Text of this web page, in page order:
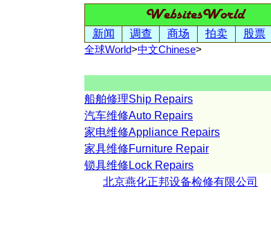
新闻 调查 商场 拍卖 股票
全球World>中文Chinese>
船舶修理Ship Repairs
汽车维修Auto Repairs
家电维修Appliance Repairs
家具维修Furniture Repair
锁具维修Lock Repairs
北京燕化正邦设备检修有限公司